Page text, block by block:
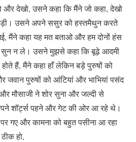
और देखो, उसने कहा कि मैंने जो कहा, देखो
उसने अपने ससुर को हस्तमैथुन करते
मैंने कहा यह मत बताओ और हम दोनों हंस
सुन न ले। उसने मुझसे कहा कि बूढ़े आदमी
हैं, मैंने कहा हाँ लेकिन बड़े पुरुषों को
जवान पुरुषों को आंटियां और भाभियां पसंद
मौसाजी ने शोर सुना और जल्दी से
शॉर्ट्स पहने और गेट की ओर आ रहे थे।
गए और कामना को बहुत पसीना आ रहा
हो,